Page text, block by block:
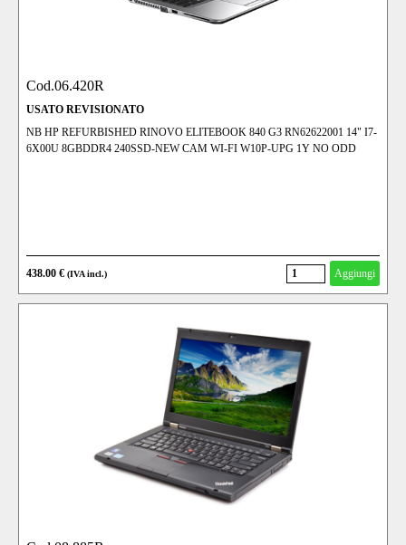
Cod.06.420R
USATO REVISIONATO
NB HP REFURBISHED RINOVO ELITEBOOK 840 G3 RN62622001 14" I7-
6X00U 8GBDDR4 240SSD-NEW CAM WI-FI W10P-UPG 1Y NO ODD
438.00 € (IVA incl.) Aggiungi